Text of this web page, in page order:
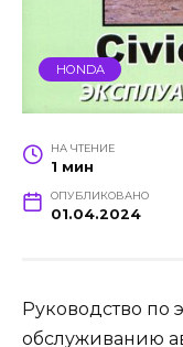
HONDA
НА ЧТЕНИЕ
1 мин
ОПУБЛИКОВАНО
01.04.2024
Руководство по
обслуживанию